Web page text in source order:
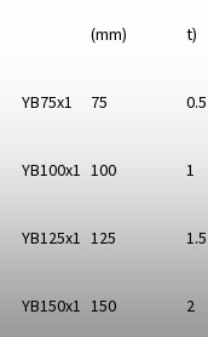
(mm)​ t)​
YB75x1​ 75​ 0.5​
YB100x1​ 100​ 1​
YB125x1​ 125​ 1.5​
YB150x1​ 150​ 2​